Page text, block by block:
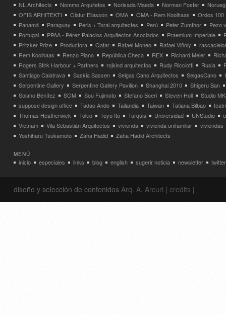
NL Architects
Nommo Arquitetos Norisada Maeda Norman Foster
OFIS ARHITEKTI
Olafur Eliasson OMA OMA - Rem Koolhaas
Ordos 100
Panamá
Paraguay Peris + Toral arquitectes Perú Peter Zumthor
Pezo
Portugal
PPAA - Pérez Palacios Arquitectos Asociados Praemium Imperiale
Pritzker Prize
Productora Qatar Rafael Moneo Rafael Viñoly
Rem Koolhaas
Renzo Piano República Checa REX Richard Meier
Rogers Stirk Harbour + Partners
rojkind arquitectos Rudy Ricciotti Rusia
Santiago Calatrava
Saskia Sassen Selgas Cano Arquitectos SelgasCano
Serpentine Gallery
Serpentine Gallery Pavilion Shanghai 2010
Shigeru Ban
Solano Benítez
SOM Sou Fujimoto Stefano Boeri Steven Holl
Studio
suppose design office
Tadao Ando Tailandia Taiwan Tatiana Bilbao
Thomas Heatherwick
Tokio Toyo Ito Turquia Universidad UNStudio
Vietnam
Vila Sebastián Arquitectos vivienda vivienda unifamiliar
viviendas
Yoshiharu Tsukamoto
Zaha Hadid Zaha Hadid Architects
MENÚ
inicio especiales links blog english sugerir noticia newsletter twitter
diseño y selección de contenidos Arq. A. Arcuri | credits |